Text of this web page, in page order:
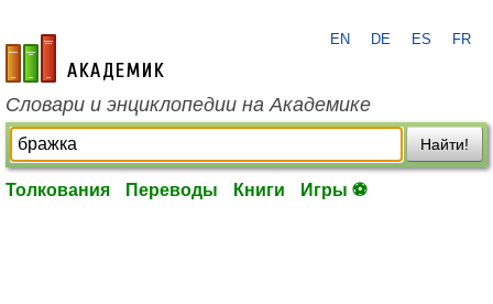
academic.ru
EN DE ES FR
Словари и энциклопедии на Академике
Найти!
Толкования Переводы Книги Игры ⚽